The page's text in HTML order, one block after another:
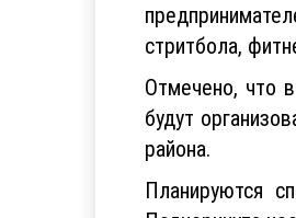
Особое
стритбола,
Отмечено, что
будут
района.